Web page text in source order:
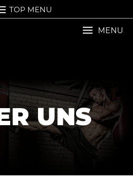
TOP MENU
MENU
UNS